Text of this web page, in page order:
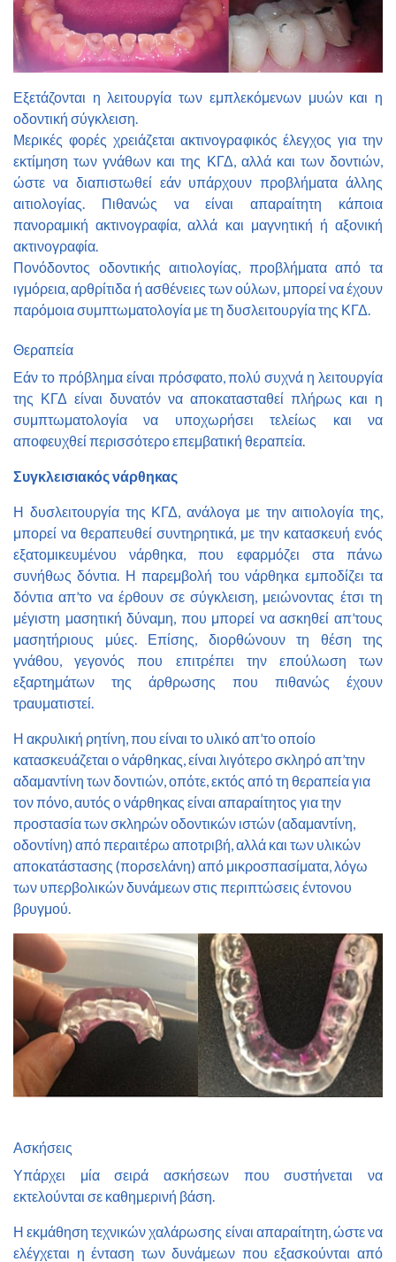
Εξετάζονται η λειτουργία των εμπλεκόμενων μυών και η
οδοντική σύγκλειση.
Μερικές φορές χρειάζεται ακτινογραφικός έλεγχος για την
εκτίμηση των γνάθων και της ΚΓΔ, αλλά και των δοντιών,
ώστε να διαπιστωθεί εάν υπάρχουν προβλήματα άλλης
αιτιολογίας. Πιθανώς να είναι απαραίτητη κάποια
πανοραμική ακτινογραφία, αλλά και μαγνητική ή αξονική
ακτινογραφία.
Πονόδοντος οδοντικής αιτιολογίας, προβλήματα από τα
ιγμόρεια, αρθρίτιδα ή ασθένειες των ούλων, μπορεί να έχουν
παρόμοια συμπτωματολογία με τη δυσλειτουργία της ΚΓΔ.
Θεραπεία
Εάν το πρόβλημα είναι πρόσφατο, πολύ συχνά η λειτουργία
της ΚΓΔ είναι δυνατόν να αποκατασταθεί πλήρως και η
συμπτωματολογία να υποχωρήσει τελείως και να
αποφευχθεί περισσότερο επεμβατική θεραπεία.
Συγκλεισιακός νάρθηκας
Η δυσλειτουργία της ΚΓΔ, ανάλογα με την αιτιολογία της,
μπορεί να θεραπευθεί συντηρητικά, με την κατασκευή ενός
εξατομικευμένου νάρθηκα, που εφαρμόζει στα πάνω
συνήθως δόντια. Η παρεμβολή του νάρθηκα εμποδίζει τα
δόντια απ’το να έρθουν σε σύγκλειση, μειώνοντας έτσι τη
μέγιστη μασητική δύναμη, που μπορεί να ασκηθεί απ’τους
μασητήριους μύες. Επίσης, διορθώνουν τη θέση της
γνάθου, γεγονός που επιτρέπει την επούλωση των
εξαρτημάτων της άρθρωσης που πιθανώς έχουν
τραυματιστεί.
Η ακρυλική ρητίνη, που είναι το υλικό απ’το οποίο
κατασκευάζεται ο νάρθηκας, είναι λιγότερο σκληρό απ’την
αδαμαντίνη των δοντιών, οπότε, εκτός από τη θεραπεία για
τον πόνο, αυτός ο νάρθηκας είναι απαραίτητος για την
προστασία των σκληρών οδοντικών ιστών (αδαμαντίνη,
οδοντίνη) από περαιτέρω αποτριβή, αλλά και των υλικών
αποκατάστασης (πορσελάνη) από μικροσπασίματα, λόγω
των υπερβολικών δυνάμεων στις περιπτώσεις έντονου
βρυγμού.
Ασκήσεις
Υπάρχει μία σειρά ασκήσεων που συστήνεται να
εκτελούνται σε καθημερινή βάση.
Η εκμάθηση τεχνικών χαλάρωσης είναι απαραίτητη, ώστε να
ελέγχεται η ένταση των δυνάμεων που εξασκούνται από